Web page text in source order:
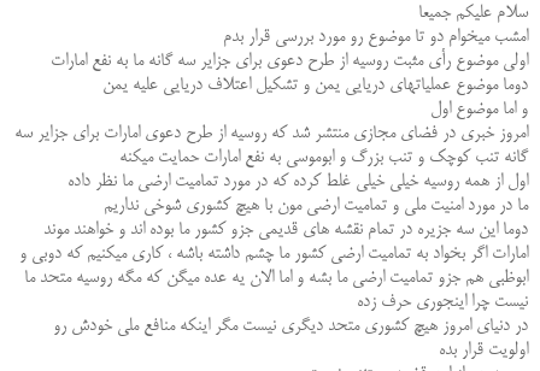
سلام علیکم جمیعا
امشب میخوام دو تا موضوع رو مورد بررسی قرار بدم
اولی موضوع رأی مثبت روسیه از طرح دعوی برای جزایر سه گانه ما به نفع امارات
دوما موضوع عملیاتهای دریایی یمن و تشکیل اعتلاف دریایی علیه یمن
و اما موضوع اول
امروز خبری در فضای مجازی منتشر شد که روسیه از طرح دعوی امارات برای جزایر سه
گانه تنب کوچک و تنب بزرگ و ابوموسی به نفع امارات حمایت میکنه
اول از همه روسیه خیلی خیلی غلط کرده که در مورد تمامیت ارضی ما نظر داده
ما در مورد امنیت ملی و تمامیت ارضی مون با هیچ کشوری شوخی نداریم
دوما این سه جزیره در تمام نقشه های قدیمی جزو کشور ما بوده اند و خواهند موند
امارات اگر بخواد به تمامیت ارضی کشور ما چشم داشته باشه ، کاری میکنیم که دوبی و
ابوظبی هم جزو تمامیت ارضی ما بشه و اما الان یه عده میگن که مگه روسیه متحد ما
نیست چرا اینجوری حرف زده
در دنیای امروز هیچ کشوری متحد دیگری نیست مگر اینکه منافع ملی خودش رو
اولویت قرار بده